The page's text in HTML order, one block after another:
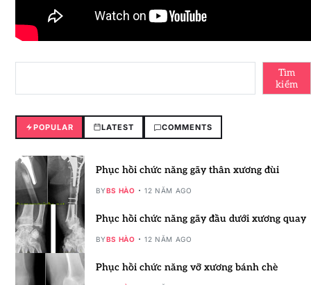
Tìm
kiếm
POPULAR LATEST COMMENTS
Phục hồi chức năng gãy thân xương đùi
BYBS HÀO 12 NĂM AGO
Phục hồi chức năng gãy đầu dưới xương quay
BYBS HÀO 12 NĂM AGO
Phục hồi chức năng vỡ xương bánh chè